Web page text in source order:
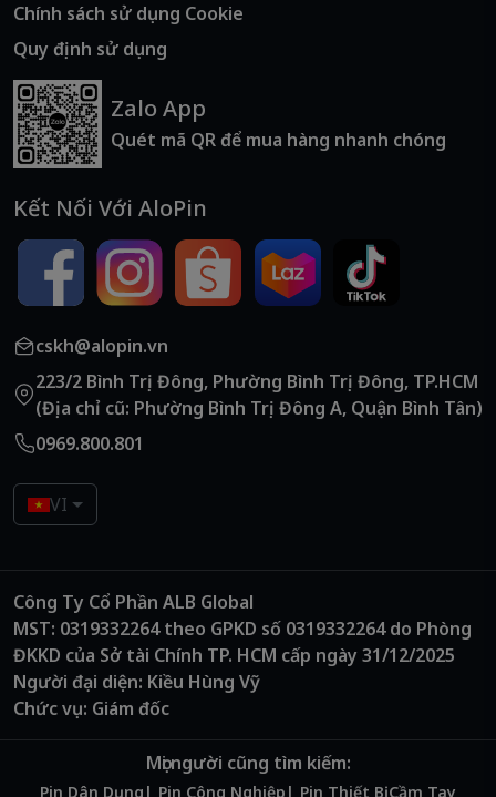
Chính sách sử dụng Cookie
Quy định sử dụng
Zalo App
Quét mã QR để mua hàng nhanh chóng
Kết Nối Với AloPin
cskh@alopin.vn
223/2 Bình Trị Đông, Phường Bình Trị Đông, TP.HCM
(Địa chỉ cũ: Phường Bình Trị Đông A, Quận Bình Tân)
0969.800.801
VI
Công Ty Cổ Phần ALB Global
MST: 0319332264 theo GPKD số 0319332264 do Phòng
ĐKKD của Sở tài Chính TP. HCM cấp ngày 31/12/2025
Người đại diện: Kiều Hùng Vỹ
Chức vụ: Giám đốc
Mọi người cũng tìm kiếm:
Pin Dân Dụng Pin Công Nghiệp Pin Thiết Bị Cầm Tay